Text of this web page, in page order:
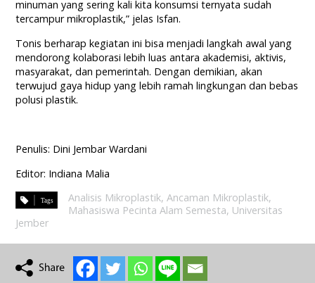
minuman yang sering kali kita konsumsi ternyata sudah
tercampur mikroplastik,” jelas Isfan.
Tonis berharap kegiatan ini bisa menjadi langkah awal yang
mendorong kolaborasi lebih luas antara akademisi, aktivis,
masyarakat, dan pemerintah. Dengan demikian, akan
terwujud gaya hidup yang lebih ramah lingkungan dan bebas
polusi plastik.
Penulis: Dini Jembar Wardani
Editor: Indiana Malia
Analisis Mikroplastik,Ancaman Mikroplastik,
Mahasiswa Pecinta Alam Semesta, Universitas
Jember